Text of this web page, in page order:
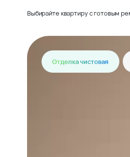
Выбирайте квартиру с готовым
Отделка чистовая